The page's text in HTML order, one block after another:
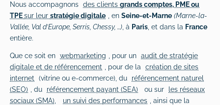
Nous accompagnons des clients grands comptes, PME ou
TPEsur leur stratégie digitale , en Seine-et-Marne (Marne-la-
Vallée, Val d’Europe, Serris, Chessy, …) , à Paris , et dans la France
entière.
Que ce soit en webmarketing , pour un audit de stratégie
digitale et de référencement
, pour de la
création de sites
internet
(vitrine ou e-commerce), du
référencement naturel
(SEO)
, du référencement payant (SEA) ou sur
les réseaux
sociaux (SMA),
un suivi des performances
, ainsi que la